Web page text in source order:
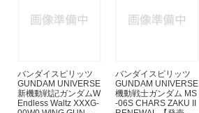
バンダイスピリッツ
GUNDAM UNIVERSE
新機動戦記ガンダムW
Endless Waltz XXXG-
バンダイスピリッツ
GUNDAM UNIVERSE
機動戦士ガンダム MS
-06S CHARS ZAKU II